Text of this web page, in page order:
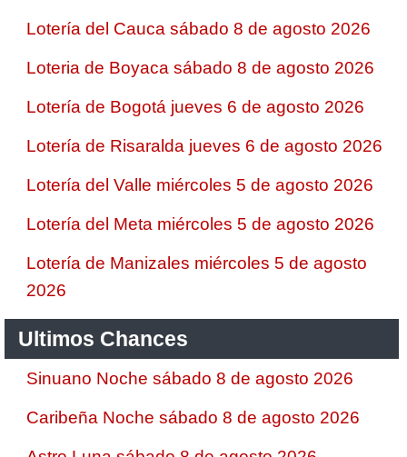
Lotería del Cauca sábado 8 de agosto 2026
Loteria de Boyaca sábado 8 de agosto 2026
Lotería de Bogotá jueves 6 de agosto 2026
Lotería de Risaralda jueves 6 de agosto 2026
Lotería del Valle miércoles 5 de agosto 2026
Lotería del Meta miércoles 5 de agosto 2026
Lotería de Manizales miércoles 5 de agosto
2026
Ultimos Chances
Sinuano Noche sábado 8 de agosto 2026
Caribeña Noche sábado 8 de agosto 2026